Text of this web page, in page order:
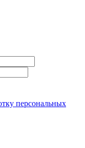
персональных